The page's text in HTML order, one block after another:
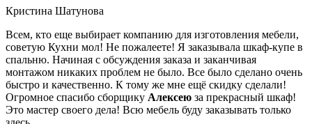
Кристина Шатунова
Всем, кто еще выбирает компанию для изготовления мебели,
советую Кухни мол! Не пожалеете! Я заказывала шкаф-купе в
спальню. Начиная с обсуждения заказа и заканчивая
монтажом никаких проблем не было. Все было сделано очень
быстро и качественно. К тому же мне ещё скидку сделали!
Огромное спасибо сборщику Алексею за прекрасный шкаф!
Это мастер своего дела! Всю мебель буду заказывать только